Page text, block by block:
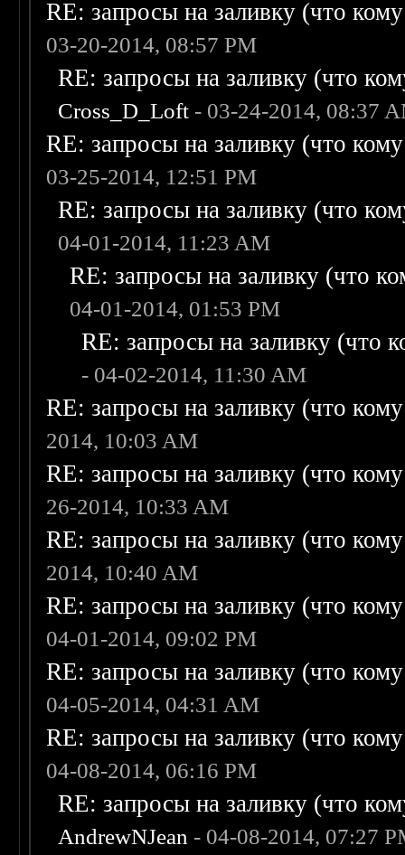
RE: запросы на заливку (что
03-20-2014, 08:57 PM
RE: запросы на заливку (что
Cross_D_Loft - 03-24-2014, 08:37
RE: запросы на заливку (что
03-25-2014, 12:51 PM
RE: запросы на заливку (что
04-01-2014, 11:23 AM
RE: запросы на заливку (что
04-01-2014, 01:53 PM
RE: запросы на заливку (что
- 04-02-2014, 11:30 AM
RE: запросы на заливку (что
2014, 10:03 AM
RE: запросы на заливку (что
26-2014, 10:33 AM
RE: запросы на заливку (что
2014, 10:40 AM
RE: запросы на заливку (что
04-01-2014, 09:02 PM
RE: запросы на заливку (что
04-05-2014, 04:31 AM
RE: запросы на заливку (что
04-08-2014, 06:16 PM
RE: запросы на заливку (что
AndrewNJean - 04-08-2014, 07:27